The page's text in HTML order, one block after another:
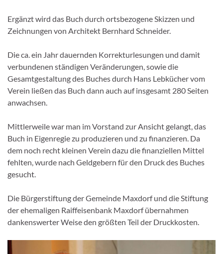
Ergänzt wird das Buch durch ortsbezogene Skizzen und
Zeichnungen von Architekt Bernhard Schneider.
Die ca. ein Jahr dauernden Korrekturlesungen und damit
verbundenen ständigen Veränderungen, sowie die
Gesamtgestaltung des Buches durch Hans Lebkücher vom
Verein ließen das Buch dann auch auf insgesamt 280 Seiten
anwachsen.
Mittlerweile war man im Vorstand zur Ansicht gelangt, das
Buch in Eigenregie zu produzieren und zu finanzieren. Da
dem noch recht kleinen Verein dazu die finanziellen Mittel
fehlten, wurde nach Geldgebern für den Druck des Buches
gesucht.
Die Bürgerstiftung der Gemeinde Maxdorf und die Stiftung
der ehemaligen Raiffeisenbank Maxdorf übernahmen
dankenswerter Weise den größten Teil der Druckkosten.